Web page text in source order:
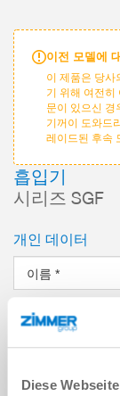
Diese
이전 모델에
이 제품은 당사
기 위해 여전히
문이 있으신 경
기꺼이 도와드
레이드된 후속
흡입기
시리즈 SGF
개인 데이터
이름 *
성*